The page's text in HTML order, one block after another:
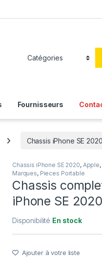
Fournisseurs
Chassis iPhone SE 2020
Chassis iPhone SE 2020, Apple,
Marques, Pieces Portable
Chassis
iPhone SE
Disponibilité En stock
Ajouter à votre liste